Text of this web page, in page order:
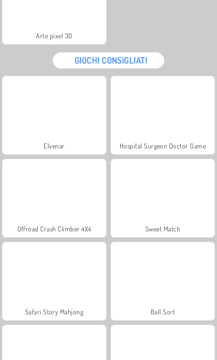
Arte pixel 3D
GIOCHI CONSIGLIATI
Elvenar Hospital Surgeon Doctor Game
Offroad Crash Climber 4X4 Sweet Match
Safari Story Mahjong Ball Sort